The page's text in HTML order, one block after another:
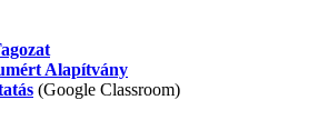
Alapítvány
(Google Classroom)